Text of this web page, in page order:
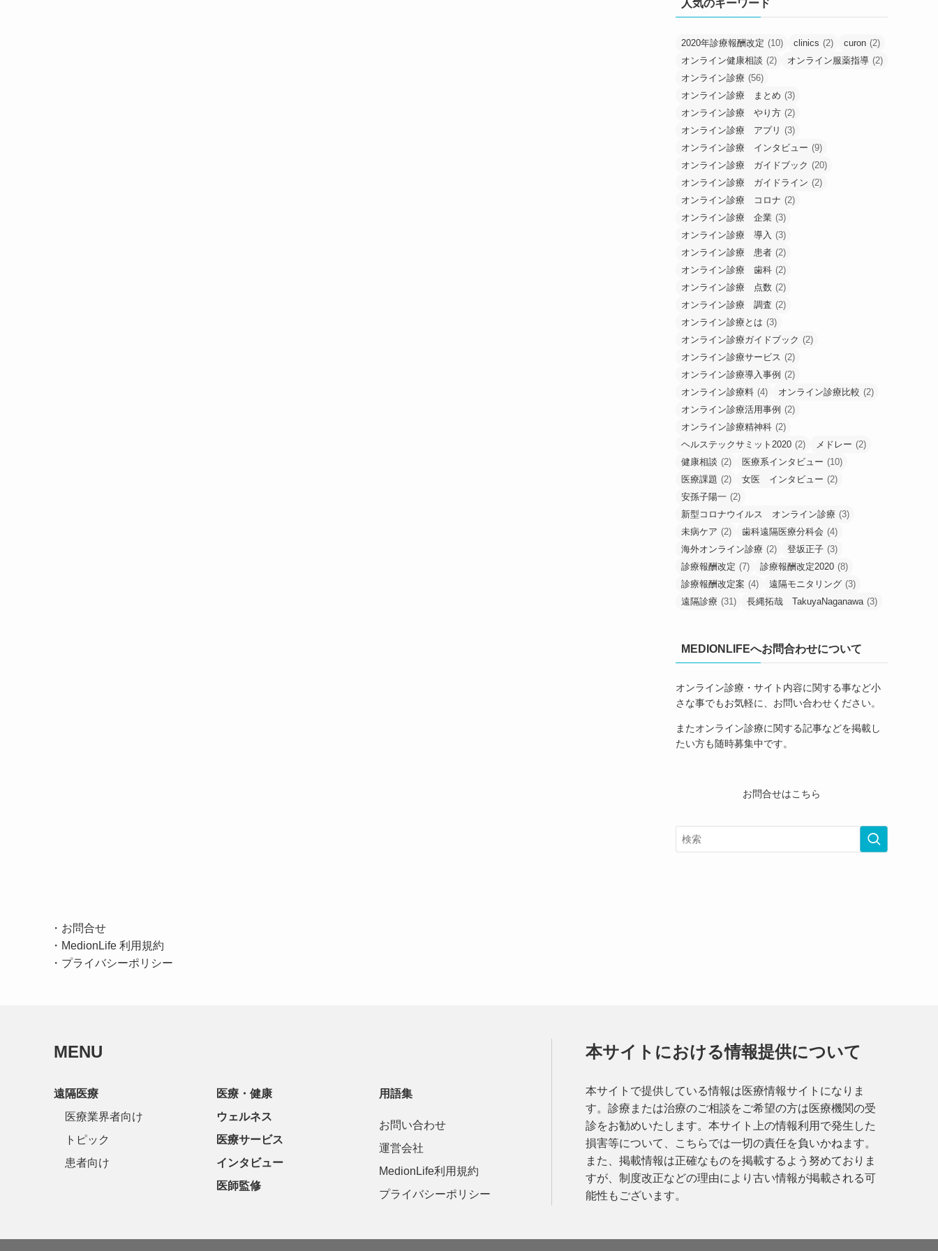
人気のキーワード
2020年診療報酬改定 (10) clinics (2) curon (2)
オンライン健康相談 (2) オンライン服薬指導 (2)
オンライン診療 (56)
オンライン診療 まとめ (3)
オンライン診療 やり方 (2)
オンライン診療 アプリ (3)
オンライン診療 インタビュー (9)
オンライン診療 ガイドブック (20)
オンライン診療 ガイドライン (2)
オンライン診療 コロナ (2)
オンライン診療 企業 (3)
オンライン診療 導入 (3)
オンライン診療 患者 (2)
オンライン診療 歯科 (2)
オンライン診療 点数 (2)
オンライン診療 調査 (2)
オンライン診療とは (3)
オンライン診療ガイドブック (2)
オンライン診療サービス (2)
オンライン診療導入事例 (2)
オンライン診療料 (4) オンライン診療比較 (2)
オンライン診療活用事例 (2)
オンライン診療精神科 (2)
ヘルステックサミット2020 (2) メドレー (2)
健康相談 (2) 医療系インタビュー (10)
医療課題 (2) 女医 インタビュー (2)
安孫子陽一 (2)
新型コロナウイルス オンライン診療 (3)
未病ケア (2) 歯科遠隔医療分科会 (4)
海外オンライン診療 (2) 登坂正子 (3)
診療報酬改定 (7) 診療報酬改定2020 (8)
診療報酬改定案 (4) 遠隔モニタリング (3)
遠隔診療 (31) 長縄拓哉 TakuyaNaganawa (3)
MEDIONLIFEへお問合わせについて
オンライン診療・サイト内容に関する事など小
さな事でもお気軽に、お問い合わせください。
またオンライン診療に関する記事などを掲載し
たい方も随時募集中です。
お問合せはこちら
・ お問合せ
・ MedionLife 利用規約
・ プライバシーポリシー
MENU
遠隔医療
医療業界者向け
トピック
患者向け
医療・健康
ウェルネス
医療サービス
インタビュー
医師監修
用語集
お問い合わせ
運営会社
MedionLife利用規約
プライバシーポリシー
本サイトにおける情報提供について
本サイトで提供している情報は医療情報サイトになりま
す。診療または治療のご相談をご希望の方は医療機関の受
診をお勧めいたします。本サイト上の情報利用で発生した
損害等について、こちらでは一切の責任を負いかねます。
また、掲載情報は正確なものを掲載するよう努めておりま
すが、制度改正などの理由により古い情報が掲載される可
能性もございます。